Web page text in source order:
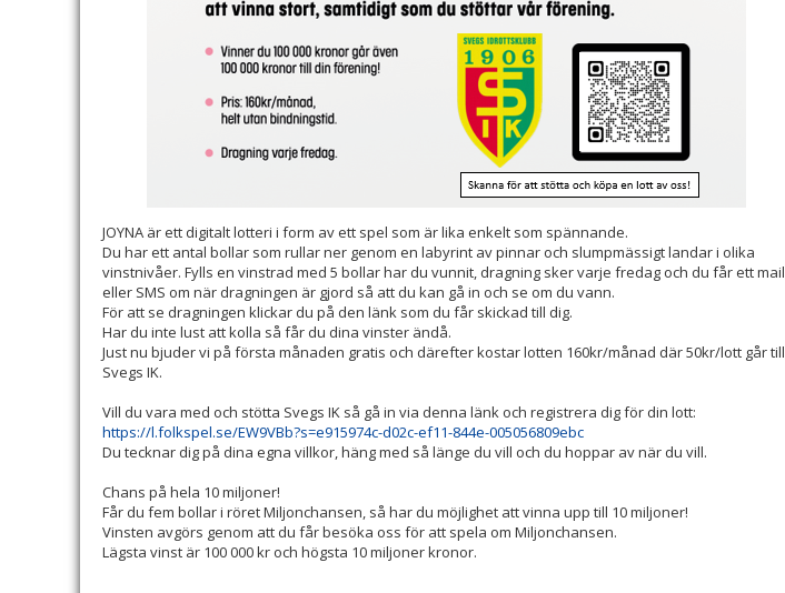
JOYNA är ett digitalt lotteri i form av ett spel som är lika enkelt som spännande.
Du har ett antal bollar som rullar ner genom en labyrint av pinnar och slumpmässigt landar i olika
vinstnivåer. Fylls en vinstrad med 5 bollar har du vunnit, dragning sker varje fredag och du får ett mail
eller SMS om när dragningen är gjord så att du kan gå in och se om du vann.
För att se dragningen klickar du på den länk som du får skickad till dig.
Har du inte lust att kolla så får du dina vinster ändå.
Just nu bjuder vi på första månaden gratis och därefter kostar lotten 160kr/månad där 50kr/lott går till
Svegs IK.
Vill du vara med och stötta Svegs IK så gå in via denna länk och registrera dig för din lott:
https://l.folkspel.se/EW9VBb?s=e915974c-d02c-ef11-844e-005056809ebc
Du tecknar dig på dina egna villkor, häng med så länge du vill och du hoppar av när du vill.
Chans på hela 10 miljoner!
Får du fem bollar i röret Miljonchansen, så har du möjlighet att vinna upp till 10 miljoner!
Vinsten avgörs genom att du får besöka oss för att spela om Miljonchansen.
Lägsta vinst är 100 000 kr och högsta 10 miljoner kronor.